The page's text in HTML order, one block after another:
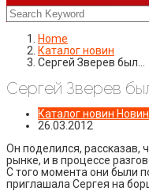
Home
Каталог новин
Сергей Зверев был…
Сергей Зверев
Каталог новин
26.03.2012
Он поделился, рассказав,
рынке, и в процессе
С того момента они были
приглашала Сергея на